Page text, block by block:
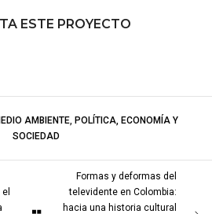
ESTE PROYECTO
AMBIENTE, POLÍTICA, ECONOMÍA Y
SOCIEDAD
Formas y deformas del
televidente en Colombia:
hacia una historia cultural